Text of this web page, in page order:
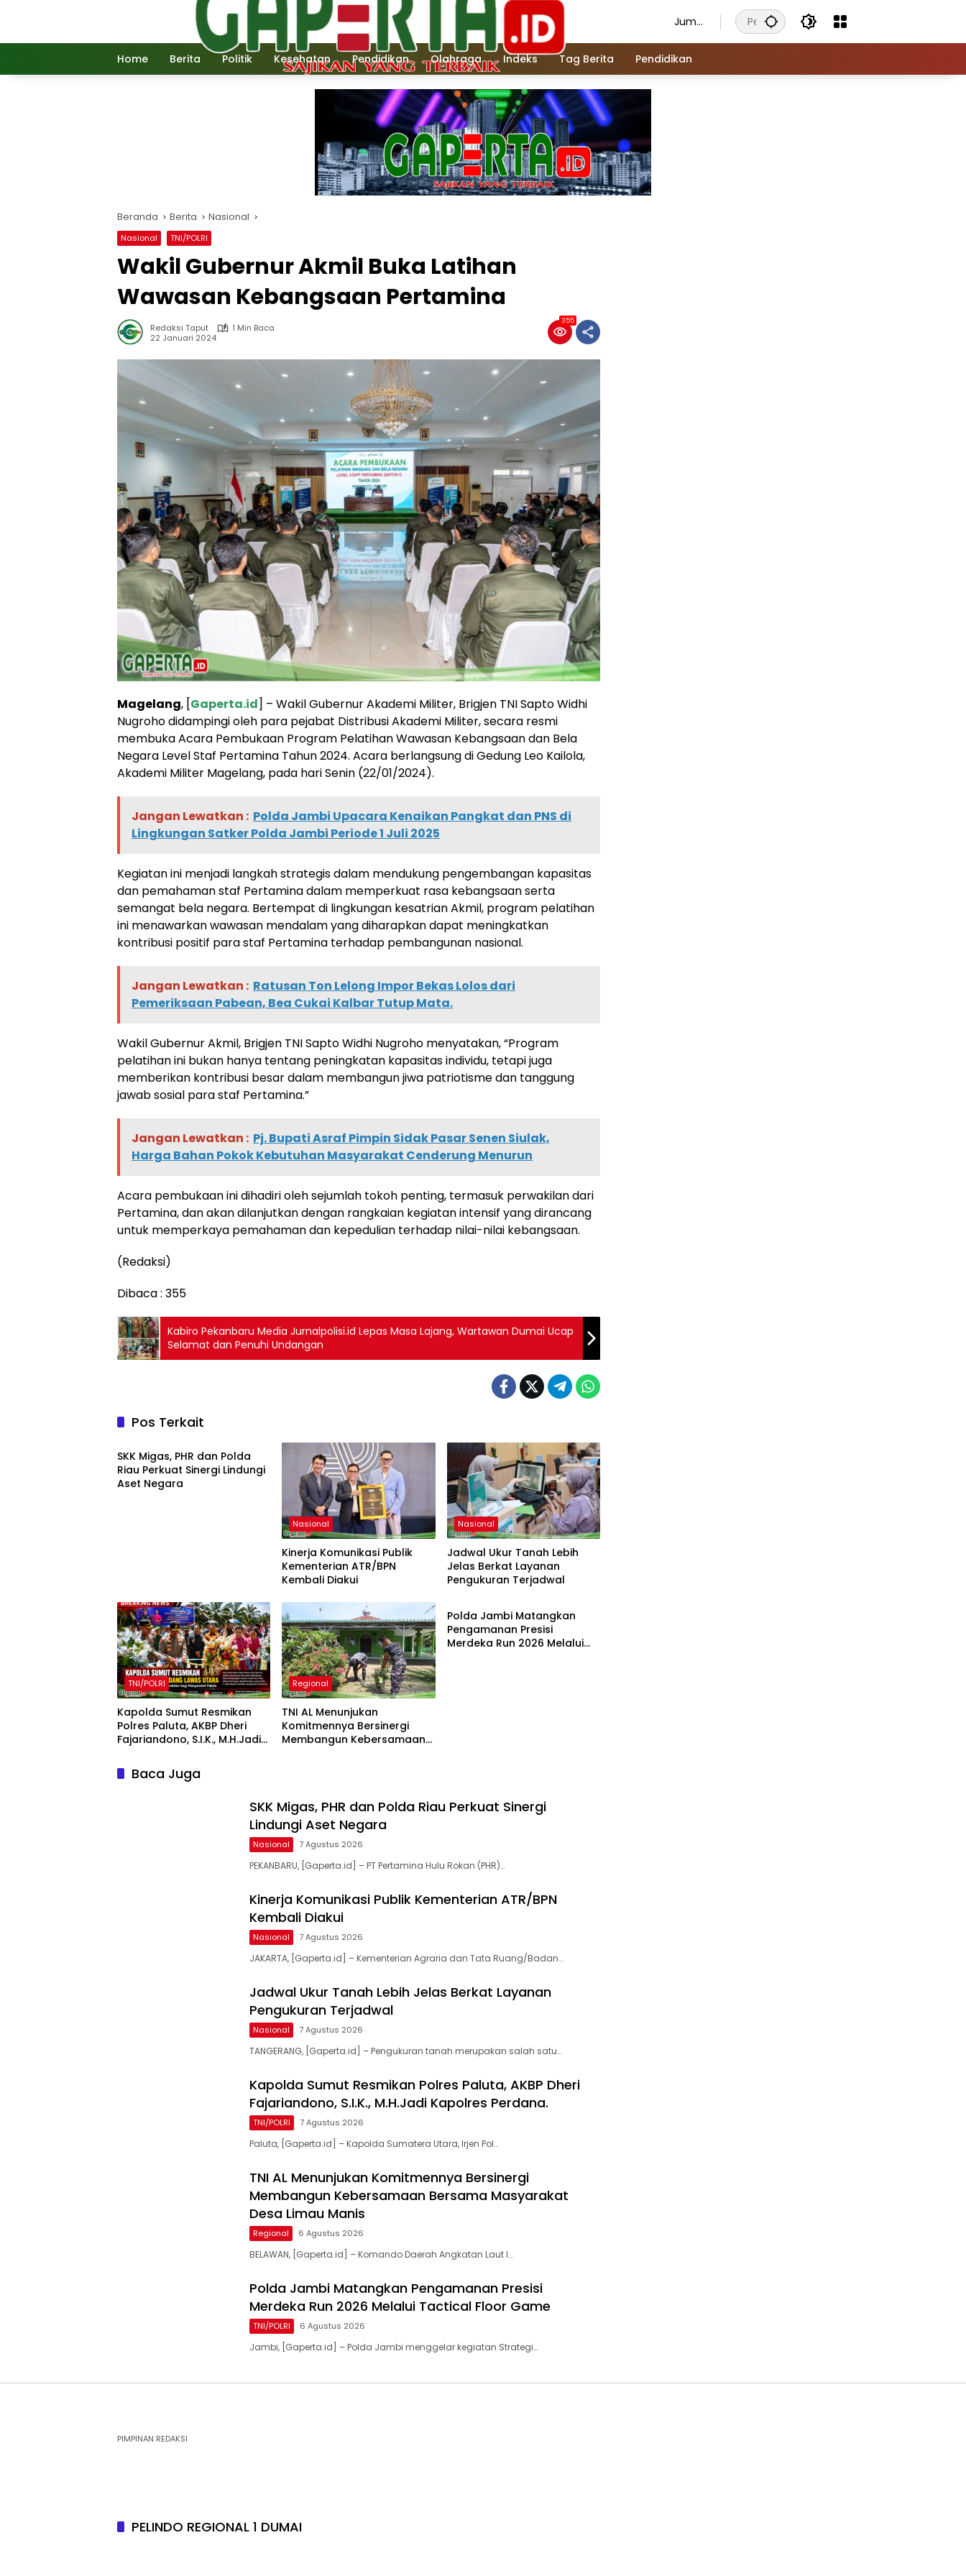
Juma
Agust
us
Home Berita Politik Kesehatan Pendidikan Olahraga Indeks Tag Berita Pendidikan
Beranda Berita Nasional
Nasional TNI/POLRI
Wakil Gubernur Akmil Buka Latihan
Wawasan Kebangsaan Pertamina
Redaksi Taput
1 Min Baca
22 Januari 2024
355
Magelang, [Gaperta.id] – Wakil Gubernur Akademi Militer, Brigjen TNI Sapto Widhi
Nugroho didampingi oleh para pejabat Distribusi Akademi Militer, secara resmi
membuka Acara Pembukaan Program Pelatihan Wawasan Kebangsaan dan Bela
Negara Level Staf Pertamina Tahun 2024. Acara berlangsung di Gedung Leo Kailola,
Akademi Militer Magelang, pada hari Senin (22/01/2024).
Jangan Lewatkan : Polda Jambi Upacara Kenaikan Pangkat dan PNS di
Lingkungan Satker Polda Jambi Periode 1 Juli 2025
Kegiatan ini menjadi langkah strategis dalam mendukung pengembangan kapasitas
dan pemahaman staf Pertamina dalam memperkuat rasa kebangsaan serta
semangat bela negara. Bertempat di lingkungan kesatrian Akmil, program pelatihan
ini menawarkan wawasan mendalam yang diharapkan dapat meningkatkan
kontribusi positif para staf Pertamina terhadap pembangunan nasional.
Jangan Lewatkan : Ratusan Ton Lelong Impor Bekas Lolos dari
Pemeriksaan Pabean, Bea Cukai Kalbar Tutup Mata.
Wakil Gubernur Akmil, Brigjen TNI Sapto Widhi Nugroho menyatakan, “Program
pelatihan ini bukan hanya tentang peningkatan kapasitas individu, tetapi juga
memberikan kontribusi besar dalam membangun jiwa patriotisme dan tanggung
jawab sosial para staf Pertamina.”
Jangan Lewatkan : Pj. Bupati Asraf Pimpin Sidak Pasar Senen Siulak,
Harga Bahan Pokok Kebutuhan Masyarakat Cenderung Menurun
Acara pembukaan ini dihadiri oleh sejumlah tokoh penting, termasuk perwakilan dari
Pertamina, dan akan dilanjutkan dengan rangkaian kegiatan intensif yang dirancang
untuk memperkaya pemahaman dan kepedulian terhadap nilai-nilai kebangsaan.
(Redaksi)
Dibaca : 355
Kabiro Pekanbaru Media Jurnalpolisi.id Lepas Masa Lajang, Wartawan Dumai Ucap
Selamat dan Penuhi Undangan
Pos Terkait
Nasional
SKK Migas, PHR dan Polda
Riau Perkuat Sinergi Lindungi
Aset Negara
Nasional
Kinerja Komunikasi Publik
Kementerian ATR/BPN
Kembali Diakui
Nasional
Jadwal Ukur Tanah Lebih
Jelas Berkat Layanan
Pengukuran Terjadwal
TNI/POLRI
Kapolda Sumut Resmikan
Polres Paluta, AKBP Dheri
Fajariandono, S.I.K., M.H.Jadi
Regional
TNI AL Menunjukan
Komitmennya Bersinergi
Membangun Kebersamaan
TNI/POLRI
Polda Jambi Matangkan
Pengamanan Presisi
Merdeka Run 2026 Melalui
Baca Juga
SKK Migas, PHR dan Polda Riau Perkuat Sinergi
Lindungi Aset Negara
Nasional 7 Agustus 2026
PEKANBARU, [Gaperta.id] – PT Pertamina Hulu Rokan (PHR)…
Kinerja Komunikasi Publik Kementerian ATR/BPN
Kembali Diakui
Nasional 7 Agustus 2026
JAKARTA, [Gaperta.id] – Kementerian Agraria dan Tata Ruang/Badan…
Jadwal Ukur Tanah Lebih Jelas Berkat Layanan
Pengukuran Terjadwal
Nasional 7 Agustus 2026
TANGERANG, [Gaperta.id] – Pengukuran tanah merupakan salah satu…
Kapolda Sumut Resmikan Polres Paluta, AKBP Dheri
Fajariandono, S.I.K., M.H.Jadi Kapolres Perdana.
TNI/POLRI 7 Agustus 2026
Paluta, [Gaperta.id] – Kapolda Sumatera Utara, Irjen Pol…
TNI AL Menunjukan Komitmennya Bersinergi
Membangun Kebersamaan Bersama Masyarakat
Desa Limau Manis
Regional 6 Agustus 2026
BELAWAN, [Gaperta.id] – Komando Daerah Angkatan Laut I…
Polda Jambi Matangkan Pengamanan Presisi
Merdeka Run 2026 Melalui Tactical Floor Game
TNI/POLRI 6 Agustus 2026
Jambi, [Gaperta.id] – Polda Jambi menggelar kegiatan Strategi…
PIMPINAN REDAKSI
PELINDO REGIONAL 1 DUMAI